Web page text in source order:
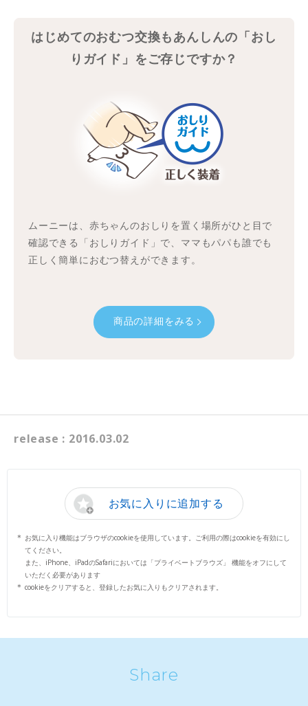
はじめてのおむつ交換もあんしんの「おし
りガイド」をご存じですか？
ムーニーは、赤ちゃんのおしりを置く場所がひと目で
確認できる「おしりガイド」で、ママもパパも誰でも
正しく簡単におむつ替えができます。
商品の詳細をみる
release : 2016.03.02
お気に入りに追加する
お気に入り機能はブラウザのcookieを使用しています。ご利用の際はcookieを有効にし
てください。
また、iPhone、iPadのSafariにおいては「プライベートブラウズ」 機能をオフにして
いただく必要があります
cookieをクリアすると、登録したお気に入りもクリアされます。
Share